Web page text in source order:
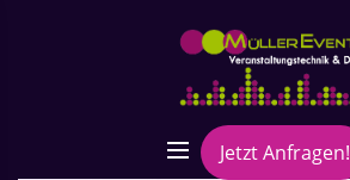
Jetzt Anfragen!